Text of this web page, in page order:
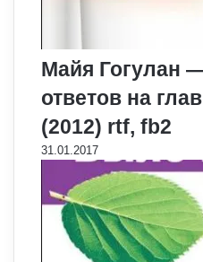
Майя Гогулан
ответов на
(2012) rtf, fb2
31.01.2017